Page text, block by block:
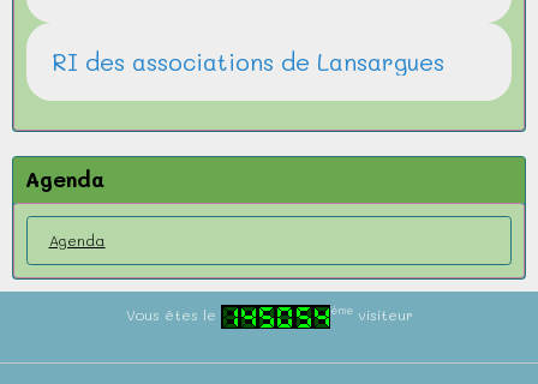
RI des associations de Lansargues
Agenda
Agenda
Vous êtes le èmevisiteur